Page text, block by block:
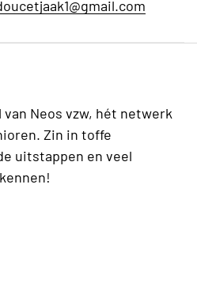
Neos vzw, hét netwerk
Zin in toffe
uitstappen en veel